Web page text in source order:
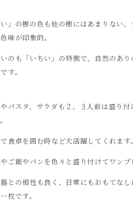
い」の樹の色も他の樹にはあまりない
味が印象的。
のも「いちい」の特徴で、自然のあり
す。
パスタ、サラダも２、３人前は盛り付
食卓を囲む時など大活躍してくれます。
ご飯やパンを色々と盛り付けてワンプ
との相性も良く、日常にもおもてな
枚です。